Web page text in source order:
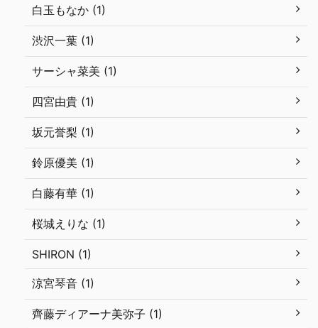
白玉もなか (1)
渋沢一葉 (1)
サーシャ菜美 (1)
四宮由貴 (1)
坂元誉梨 (1)
鈴原優美 (1)
白藤有華 (1)
桜城えりな (1)
SHIRON (1)
涼宮琴音 (1)
齊藤ディアーナ美弥子 (1)